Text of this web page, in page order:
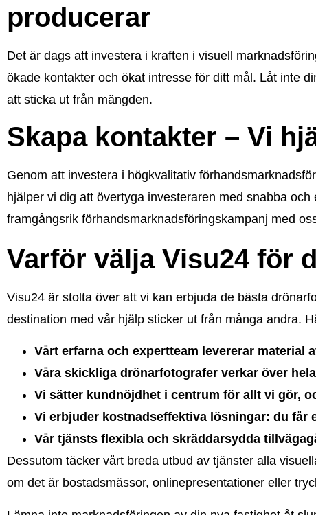
producerar
Det är dags att investera i kraften i visuell
ökade kontakter och ökat intresse för ditt mål. Låt inte
att sticka ut från mängden.
Skapa kontakter – Vi
Genom att investera i högkvalitativ
hjälper vi dig att övertyga investeraren med snabba
framgångsrik förhandsmarknadsföringskampanj med
Varför välja Visu24 för
Visu24 är stolta över att vi kan erbjuda de bästa
destination med vår hjälp sticker ut från många andra.
Vårt erfarna och expertteam levererar material
Våra skickliga drönarfotografer verkar över
Vi sätter kundnöjdhet i centrum för allt vi gör,
Vi erbjuder kostnadseffektiva lösningar: du
Vår tjänsts flexibla och skräddarsydda
Dessutom täcker vårt breda utbud av tjänster alla
om det är bostadsmässor, onlinepresentationer eller